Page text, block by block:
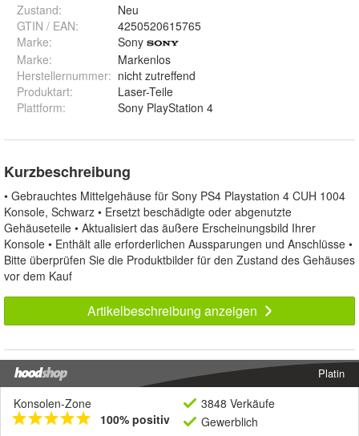
Zustand:
Neu
GTIN / EAN:
4250520615765
Marke:
Sony
Marke:
Markenlos
Herstellernummer: nicht zutreffend
Produktart:
Laser-Teile
Plattform: Sony PlayStation 4
Kurzbeschreibung
• Gebrauchtes Mittelgehäuse für Sony PS4 Playstation 4 CUH 1004
Konsole, Schwarz • Ersetzt beschädigte oder abgenutzte
Gehäuseteile • Aktualisiert das äußere Erscheinungsbild Ihrer
Konsole • Enthält alle erforderlichen Aussparungen und Anschlüsse •
Bitte überprüfen Sie die Produktbilder für den Zustand des Gehäuses
vor dem Kauf
Artikelbeschreibung anzeigen
Platin
Konsolen-Zone
100% positiv
3848 Verkäufe
Gewerblich